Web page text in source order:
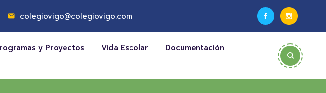
colegiovigo@colegiovigo.com
y Proyectos Vida Escolar
Documentación